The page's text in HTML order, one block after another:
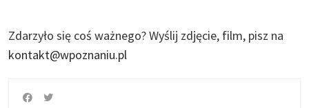
Zdarzyło się coś ważnego?Wyślij zdjęcie, film, pisz na
kontakt@wpoznaniu.pl